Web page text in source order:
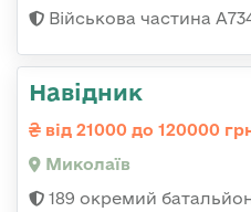
Військова частина
Навідник
від 21000 до 120000
Миколаїв
189 окремий